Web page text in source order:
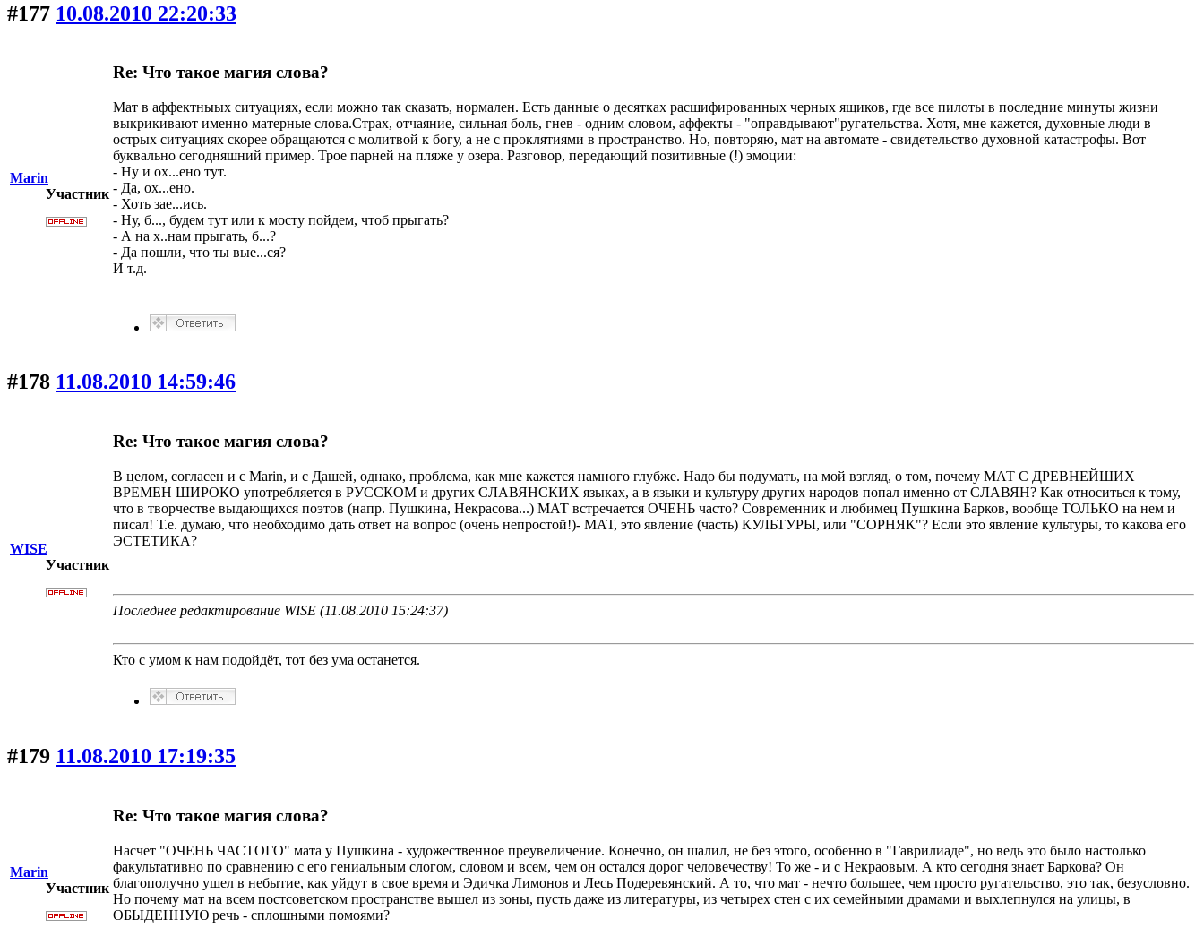
#177 10.08.2010 22:20:33
Marin
Участник
Re: Что такое магия слова?
Мат в аффектныых ситуациях, если можно так сказать, нормален. Есть данные о десятках расшифированных черных ящиков, где все пилоты в последние минуты жизни
выкрикивают именно матерные слова.Страх, отчаяние, сильная боль, гнев - одним словом, аффекты - "оправдывают"ругательства. Хотя, мне кажется, духовные люди в
острых ситуациях скорее обращаются с молитвой к богу, а не с проклятиями в пространство. Но, повторяю, мат на автомате - свидетельство духовной катастрофы. Вот
буквально сегодняшний пример. Трое парней на пляже у озера. Разговор, передающий позитивные (!) эмоции:
- Ну и ох...ено тут.
- Да, ох...ено.
- Хоть зае...ись.
- Ну, б..., будем тут или к мосту пойдем, чтоб прыгать?
- А на х..нам прыгать, б...?
- Да пошли, что ты вые...ся?
И т.д.
#178 11.08.2010 14:59:46
WISE
Участник
Re: Что такое магия слова?
В целом, согласен и с Marin, и с Дашей, однако, проблема, как мне кажется намного глубже. Надо бы подумать, на мой взгляд, о том, почему МАТ С ДРЕВНЕЙШИХ
ВРЕМЕН ШИРОКО употребляется в РУССКОМ и других СЛАВЯНСКИХ языках, а в языки и культуру других народов попал именно от СЛАВЯН? Как относиться к тому,
что в творчестве выдающихся поэтов (напр. Пушкина, Некрасова...) МАТ встречается ОЧЕНЬ часто? Современник и любимец Пушкина Барков, вообще ТОЛЬКО на нем и
писал! Т.е. думаю, что необходимо дать ответ на вопрос (очень непростой!)- МАТ, это явление (часть) КУЛЬТУРЫ, или "СОРНЯК"? Если это явление культуры, то какова его
ЭСТЕТИКА?
Последнее редактирование WISE (11.08.2010 15:24:37)
Кто с умом к нам подойдёт, тот без ума останется.
#179 11.08.2010 17:19:35
Marin
Участник
Re: Что такое магия слова?
Насчет "ОЧЕНЬ ЧАСТОГО" мата у Пушкина - художественное преувеличение. Конечно, он шалил, не без этого, особенно в "Гаврилиаде", но ведь это было настолько
факультативно по сравнению с его гениальным слогом, словом и всем, чем он остался дорог человечеству! То же - и с Некраовым. А кто сегодня знает Баркова? Он
благополучно ушел в небытие, как уйдут в свое время и Эдичка Лимонов и Лесь Подеревянский. А то, что мат - нечто большее, чем просто ругательство, это так, безусловно.
Но почему мат на всем постсоветском пространстве вышел из зоны, пусть даже из литературы, из четырех стен с их семейными драмами и выхлепнулся на улицы, в
ОБЫДЕННУЮ речь - сплошными помоями?